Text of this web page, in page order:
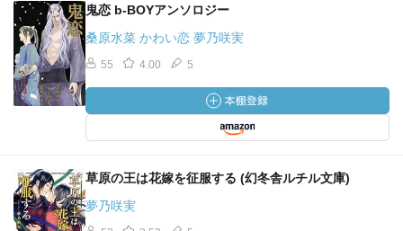
鬼恋 b-BOYアンソロジー
桑原水菜 かわい恋 夢乃咲実
55 4.00 5
草原の王は花嫁を征服する (幻冬舎ルチル文庫)
夢乃咲実